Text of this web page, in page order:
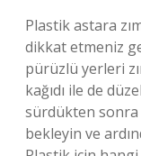
Plastik astara
dikkat etmeniz
pürüzlü yerleri
kağıdı ile de
sürdükten
bekleyin ve